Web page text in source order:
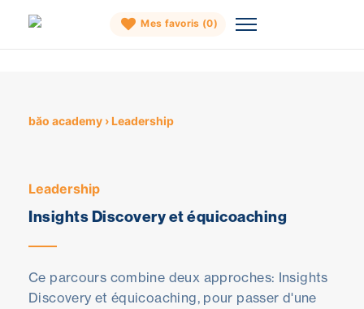
content
Mes favoris (0)
băo academy ›Leadership
Leadership
Insights Discovery et équicoaching
Ce parcours combine deux approches: Insights
Discovery et équicoaching, pour passer d'une